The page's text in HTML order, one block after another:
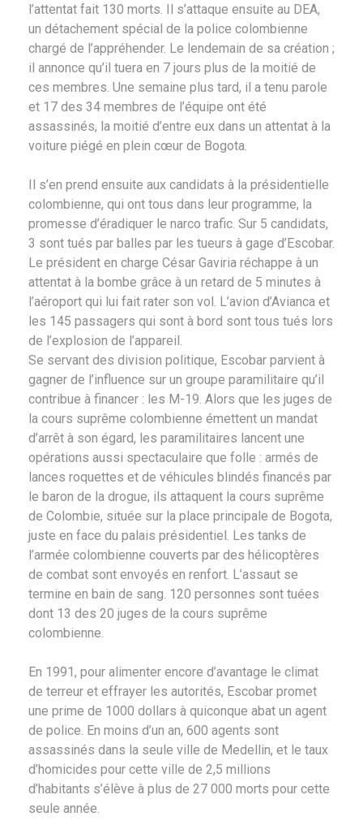
l’attentat fait 130 morts. Il s’attaque ensuite au DEA,
un détachement spécial de la police colombienne
chargé de l’appréhender. Le lendemain de sa création ;
il annonce qu’il tuera en 7 jours plus de la moitié de
ces membres. Une semaine plus tard, il a tenu parole
et 17 des 34 membres de l’équipe ont été
assassinés, la moitié d’entre eux dans un attentat à la
voiture piégé en plein cœur de Bogota.
Il s’en prend ensuite aux candidats à la présidentielle
colombienne, qui ont tous dans leur programme, la
promesse d’éradiquer le narco trafic. Sur 5 candidats,
3 sont tués par balles par les tueurs à gage d’Escobar.
Le président en charge César Gaviria réchappe à un
attentat à la bombe grâce à un retard de 5 minutes à
l’aéroport qui lui fait rater son vol. L’avion d’Avianca et
les 145 passagers qui sont à bord sont tous tués lors
de l’explosion de l’appareil.
Se servant des division politique, Escobar parvient à
gagner de l’influence sur un groupe paramilitaire qu’il
contribue à financer : les M-19. Alors que les juges de
la cours suprême colombienne émettent un mandat
d’arrêt à son égard, les paramilitaires lancent une
opérations aussi spectaculaire que folle : armés de
lances roquettes et de véhicules blindés financés par
le baron de la drogue, ils attaquent la cours suprême
de Colombie, située sur la place principale de Bogota,
juste en face du palais présidentiel. Les tanks de
l’armée colombienne couverts par des hélicoptères
de combat sont envoyés en renfort. L’assaut se
termine en bain de sang. 120 personnes sont tuées
dont 13 des 20 juges de la cours suprême
colombienne.
En 1991, pour alimenter encore d’avantage le climat
de terreur et effrayer les autorités, Escobar promet
une prime de 1000 dollars à quiconque abat un agent
de police. En moins d’un an, 600 agents sont
assassinés dans la seule ville de Medellin, et le taux
d’homicides pour cette ville de 2,5 millions
d’habitants s’élève à plus de 27 000 morts pour cette
seule année.